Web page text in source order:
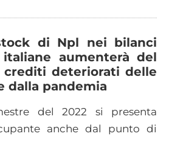
di Npl nei bilanci
aumenterà del
crediti deteriorati delle
dalla pandemia
del 2022 si presenta
anche dal punto di